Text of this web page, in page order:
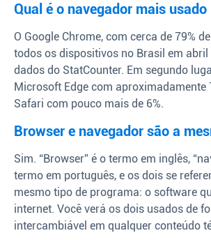
Qual é o navegador mais
O Google Chrome, com cerca de 79%
todos os dispositivos no Brasil em abril
dados do StatCounter. Em segundo
Microsoft Edge com aproximadamente
Safari com pouco mais de 6%.
Browser e navegador são a
Sim. “Browser” é o termo em inglês,
termo em português, e os dois se
mesmo tipo de programa: o software
internet. Você verá os dois usados de
intercambiável em qualquer conteúdo